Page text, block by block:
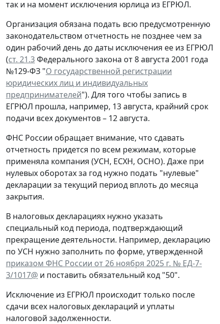
так и на момент исключения юрлица из ЕГРЮЛ.
Организация обязана подать всю предусмотренную
законодательством отчетность не позднее чем за
один рабочий день до даты исключения ее из ЕГРЮЛ
(ст. 21.3Федерального закона от 8 августа 2001 года
№129-ФЗ "О государственной регистрации
юридических лиц и индивидуальных
предпринимателей"). Для того чтобы запись в
ЕГРЮЛ прошла, например, 13 августа, крайний срок
подачи всех документов – 12 августа.
ФНС России обращает внимание, что сдавать
отчетность придется по всем режимам, которые
применяла компания (УСН, ЕСХН, ОСНО). Даже при
нулевых оборотах за год нужно подать "нулевые"
декларации за текущий период вплоть до месяца
закрытия.
В налоговых декларациях нужно указать
специальный код периода, подтверждающий
прекращение деятельности. Например, декларацию
по УСН нужно заполнить по форме, утвержденной
приказом ФНС России от 26 ноября 2025 г. № ЕД-7-
3/1017@ и поставить обязательный код "50".
Исключение из ЕГРЮЛ происходит только после
сдачи всех налоговых деклараций и уплаты
налоговой задолженности.